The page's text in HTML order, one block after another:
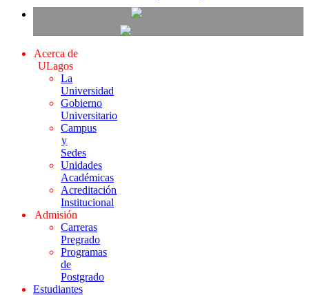
Acerca de
ULagos
La
Universidad
Gobierno
Universitario
Campus
y
Sedes
Unidades
Académicas
Acreditación
Institucional
Admisión
Carreras
Pregrado
Programas
de
Postgrado
Estudiantes